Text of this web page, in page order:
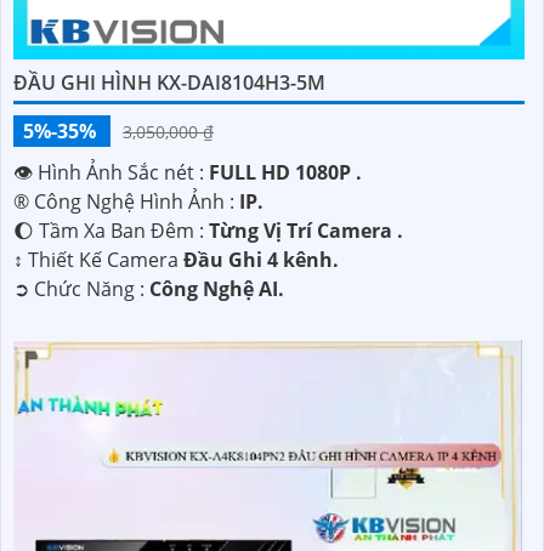
ĐẦU GHI HÌNH KX-DAI8104H3-5M
5%-35%
3,050,000 ₫
👁 Hình Ảnh Sắc nét : FULL HD 1080P .
®️ Công Nghệ Hình Ảnh : IP.
🌔 Tầm Xa Ban Đêm : Từng Vị Trí Camera .
↕️ Thiết Kế Camera Đầu Ghi 4 kênh.
️➲ Chức Năng : Công Nghệ AI.